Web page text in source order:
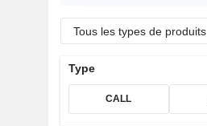
Tous les types de produits
Type
CALL